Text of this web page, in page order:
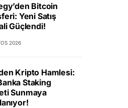
Bitcoin
Yeni Satış
Güçlendi!
2026
Kripto Hamlesi:
Staking
Sunmaya